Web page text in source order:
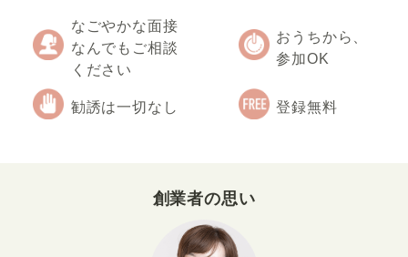
なごやかな面接
なんでもご相談
ください
おうちから、
参加OK
勧誘は一切なし 登録無料
創業者の思い